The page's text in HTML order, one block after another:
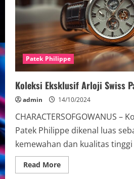
Patek Philippe
Koleksi Eksklusif Arloji Swiss
admin 14/10/2024
CHARACTERSOFGOWANUS –
Patek Philippe dikenal luas
kemewahan dan kualitas
Read MoreRead
more